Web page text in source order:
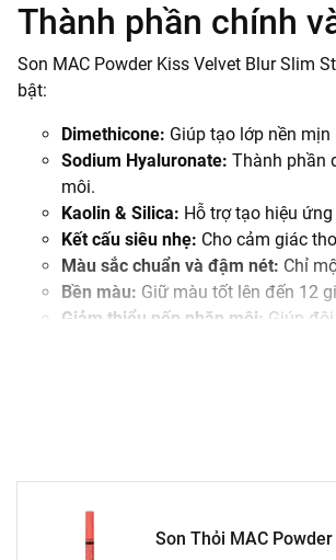
Thành phần chính
Son MAC Powder Kiss Velvet Blur Slim
bật:
Dimethicone: Giúp tạo lớp nền
Sodium Hyaluronate: Thành phần
môi.
Kaolin & Silica: Hỗ trợ tạo hiệu
Kết cấu siêu nhẹ: Cho cảm giác
Màu sắc chuẩn và đậm nét: Chỉ
Bền màu: Giữ màu tốt lên đến 12
Giảm thiểu nếp nhăn môi: Giúp
Mô tả màu sắc 897
Hướng dẫn sử dụng
Son Thỏi MAC